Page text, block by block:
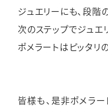
ジュエリーにも、段階
次のステップでジュエ
ポメラートはピッタリ
皆様も、是非ポメラ